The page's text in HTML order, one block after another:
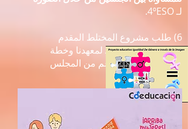
لـ 4ºESO.
6) طلب مشروع المختلط المقدم
بالاشتراك مع AMPA لمعهدنا وخطة
المساواة للمركز بدعم من المجلس
العسكري للأندلس.